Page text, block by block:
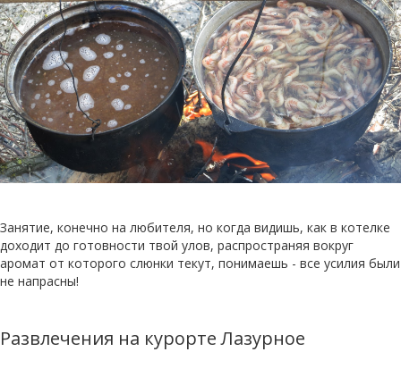
Занятие, конечно на любителя, но когда видишь, как в котелке
доходит до готовности твой улов, распространяя вокруг
аромат от которого слюнки текут, понимаешь - все усилия были
не напрасны!
Развлечения на курорте Лазурное